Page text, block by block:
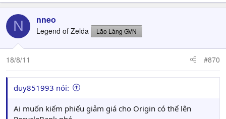
N nneo
Legend of Zelda Lão Làng GVN
18/8/11 #870
duy851993 nói:
Ai muốn kiếm phiếu giảm giá cho Origin có thể lên